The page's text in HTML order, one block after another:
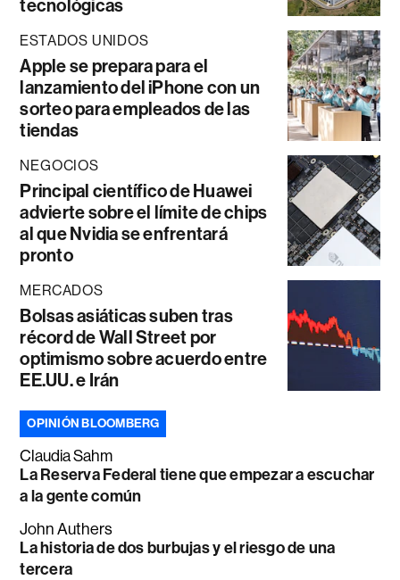
tecnológicas
ESTADOS UNIDOS
Apple se prepara para el
lanzamiento del iPhone con un
sorteo para empleados de las
tiendas
NEGOCIOS
Principal científico de Huawei
advierte sobre el límite de chips
al que Nvidia se enfrentará
pronto
MERCADOS
Bolsas asiáticas suben tras
récord de Wall Street por
optimismo sobre acuerdo entre
EE.UU. e Irán
OPINIÓN BLOOMBERG
Claudia Sahm
La Reserva Federal tiene que empezar a escuchar
a la gente común
John Authers
La historia de dos burbujas y el riesgo de una
tercera